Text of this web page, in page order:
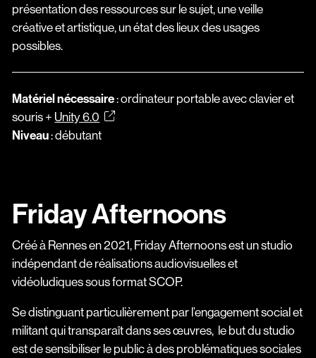
présentation des ressources sur le sujet, une veille
créative et artistique, un état des lieux des usages
possibles.
Matériel nécessaire: ordinateur portable avec clavier et
souris + Unity 6.0
Niveau: débutant
Friday Afternoons
Créé à Rennes en 2021, Friday Afternoons est un studio
indépendant de réalisations audiovisuelles et
vidéoludiques sous format SCOP.
Se distinguant particulièrement par l’engagement social et
militant qui transparaît dans ses œuvres, le but du studio
est de sensibiliser le public à des problématiques sociales